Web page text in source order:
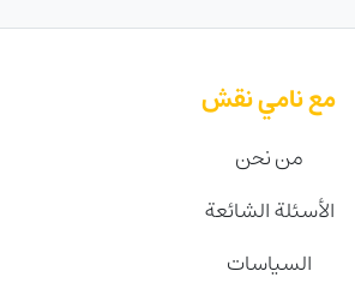
مع نامي نقش
من نحن
الأسئلة الشائعة
السياسات